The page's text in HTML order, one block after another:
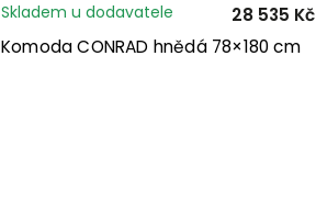
Komoda CONRAD hnědá 78×180 cm
Skladem u dodavatele 28 535 Kč